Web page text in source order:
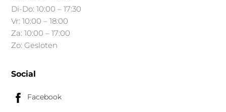
Di-Do: 10:00 – 17:30
Vr: 10:00 – 18:00
Za: 10:00 – 17:00
Zo: Gesloten
Social
Facebook